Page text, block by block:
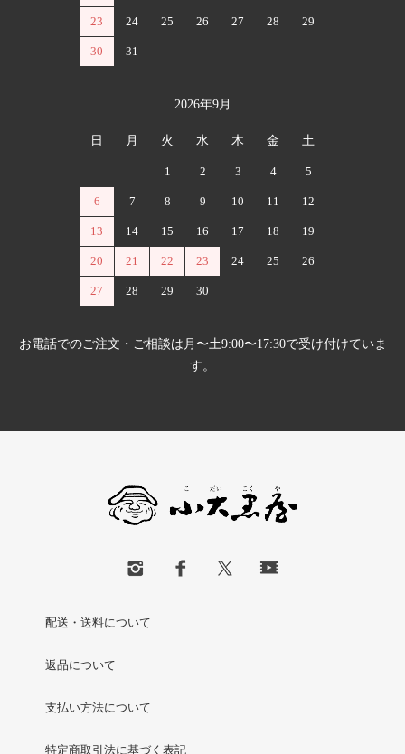
23 24 25 26 27 28 29
30 31
2026年9月
日 月 火 水 木 金 土
1 2 3 4 5
6 7 8 9 10 11 12
13 14 15 16 17 18 19
20 21 22 23 24 25 26
27 28 29 30
お電話でのご注文・ご相談は月〜土9:00〜17:30で受け付けていま
す。
配送・送料について
返品について
支払い方法について
特定商取引法に基づく表記